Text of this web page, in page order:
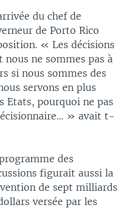
du chef de
de Porto Rico
« Les décisions
ne sommes pas à
si nous sommes des
servons en plus
Etats, pourquoi ne pas
» avait t-
des
figurait aussi la
de sept milliards
versée par les